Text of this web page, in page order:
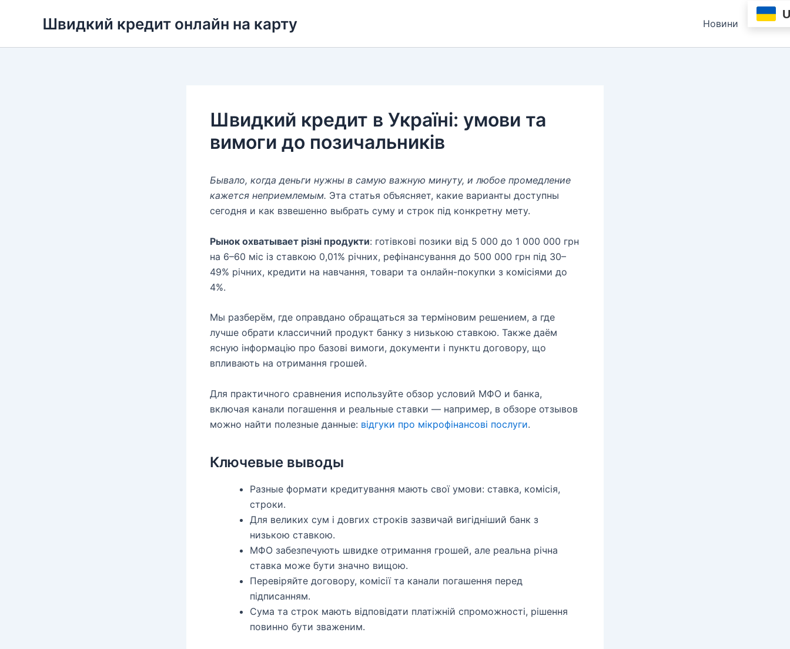
Швидкий кредит онлайн на карту Новини
Швидкий кредит в Україні: умови та
вимоги до позичальників
Бывало, когда деньги нужны в самую важную минуту, и любое промедление
кажется неприемлемым. Эта статья объясняет, какие варианты доступны
сегодня и как взвешенно выбрать суму и строк під конкретну мету.
Рынок охватывает різні продукти: готівкові позики від 5 000 до 1 000 000 грн
на 6–60 міс із ставкою 0,01% річних, рефінансування до 500 000 грн під 30–
49% річних, кредити на навчання, товари та онлайн-покупки з комісіями до
4%.
Мы разберём, где оправдано обращаться за терміновим решением, а где
лучше обрати классичний продукт банку з низькою ставкою. Также даём
ясную інформацію про базові вимоги, документи і пунктu договору, що
впливають на отримання грошей.
Для практичного сравнения используйте обзор условий МФО и банка,
включая канали погашення и реальные ставки — например, в обзоре отзывов
можно найти полезные данные: відгуки про мікрофінансові послуги.
Ключевые выводы
Разные формати кредитування мають свої умови: ставка, комісія,
строки.
Для великих сум і довгих строків зазвичай вигідніший банк з
низькою ставкою.
МФО забезпечують швидке отримання грошей, але реальна річна
ставка може бути значно вищою.
Перевіряйте договору, комісії та канали погашення перед
підписанням.
Сума та строк мають відповідати платіжній спроможності, рішення
повинно бути зваженим.